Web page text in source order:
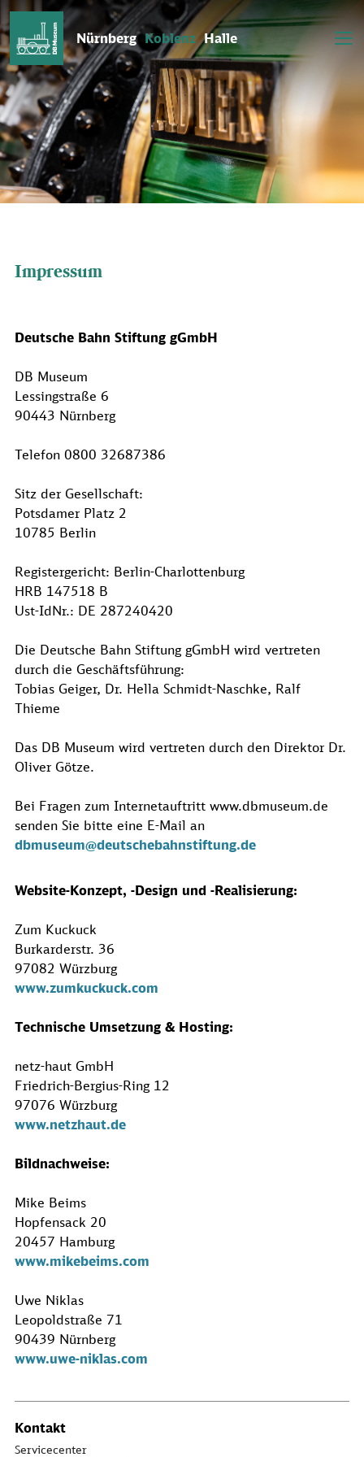
Nürnberg Koblenz Halle
Impressum
Deutsche Bahn Stiftung gGmbH
DB Museum
Lessingstraße 6
90443 Nürnberg
Telefon 0800 32687386
Sitz der Gesellschaft:
Potsdamer Platz 2
10785 Berlin
Registergericht: Berlin-Charlottenburg
HRB 147518 B
Ust-IdNr.: DE 287240420
Die Deutsche Bahn Stiftung gGmbH wird vertreten
durch die Geschäftsführung:
Tobias Geiger, Dr. Hella Schmidt-Naschke, Ralf
Thieme
Das DB Museum wird vertreten durch den Direktor Dr.
Oliver Götze.
Bei Fragen zum Internetauftritt www.dbmuseum.de
senden Sie bitte eine E-Mail an
dbmuseum@deutschebahnstiftung.de
Website-Konzept, -Design und -Realisierung:
Zum Kuckuck
Burkarderstr. 36
97082 Würzburg
www.zumkuckuck.com
Technische Umsetzung & Hosting:
netz-haut GmbH
Friedrich-Bergius-Ring 12
97076 Würzburg
www.netzhaut.de
Bildnachweise:
Mike Beims
Hopfensack 20
20457 Hamburg
www.mikebeims.com
Uwe Niklas
Leopoldstraße 71
90439 Nürnberg
www.uwe-niklas.com
Kontakt
Servicecenter